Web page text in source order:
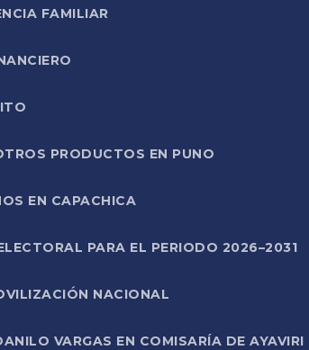
FAMILIAR
PRODUCTOS EN PUNO
EN CAPACHICA
PARA EL PERIODO 2026–2031
NACIONAL
VARGAS EN COMISARÍA DE AYAVIRI